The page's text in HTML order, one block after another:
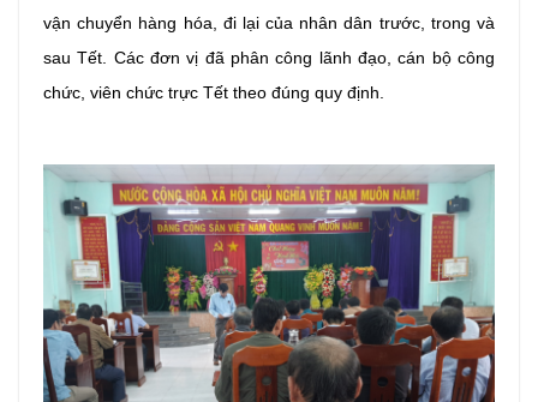
vận chuyển hàng hóa, đi lại của nhân dân trước, trong và
sau Tết. Các đơn vị đã phân công lãnh đạo, cán bộ công
chức, viên chức trực Tết theo đúng quy định.